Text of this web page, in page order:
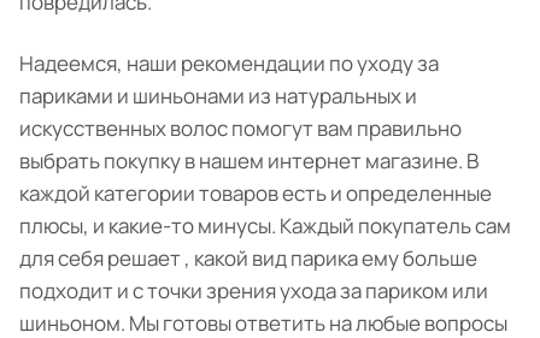
Надеемся, наши рекомендации по уходу за
париками и шиньонами из натуральных и
искусственных волос помогут вам правильно
выбрать покупку в нашем интернет магазине. В
каждой категории товаров есть и определенные
плюсы, и какие-то минусы. Каждый покупатель сам
для себя решает , какой вид парика ему больше
подходит и с точки зрения ухода за париком или
шиньоном. Мы готовы ответить на любые вопросы